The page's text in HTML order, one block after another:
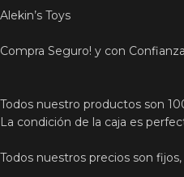
Alekin’s Toys
Compra Seguro! y con
Todos nuestro productos son
La condición de la caja es
Todos nuestros precios son